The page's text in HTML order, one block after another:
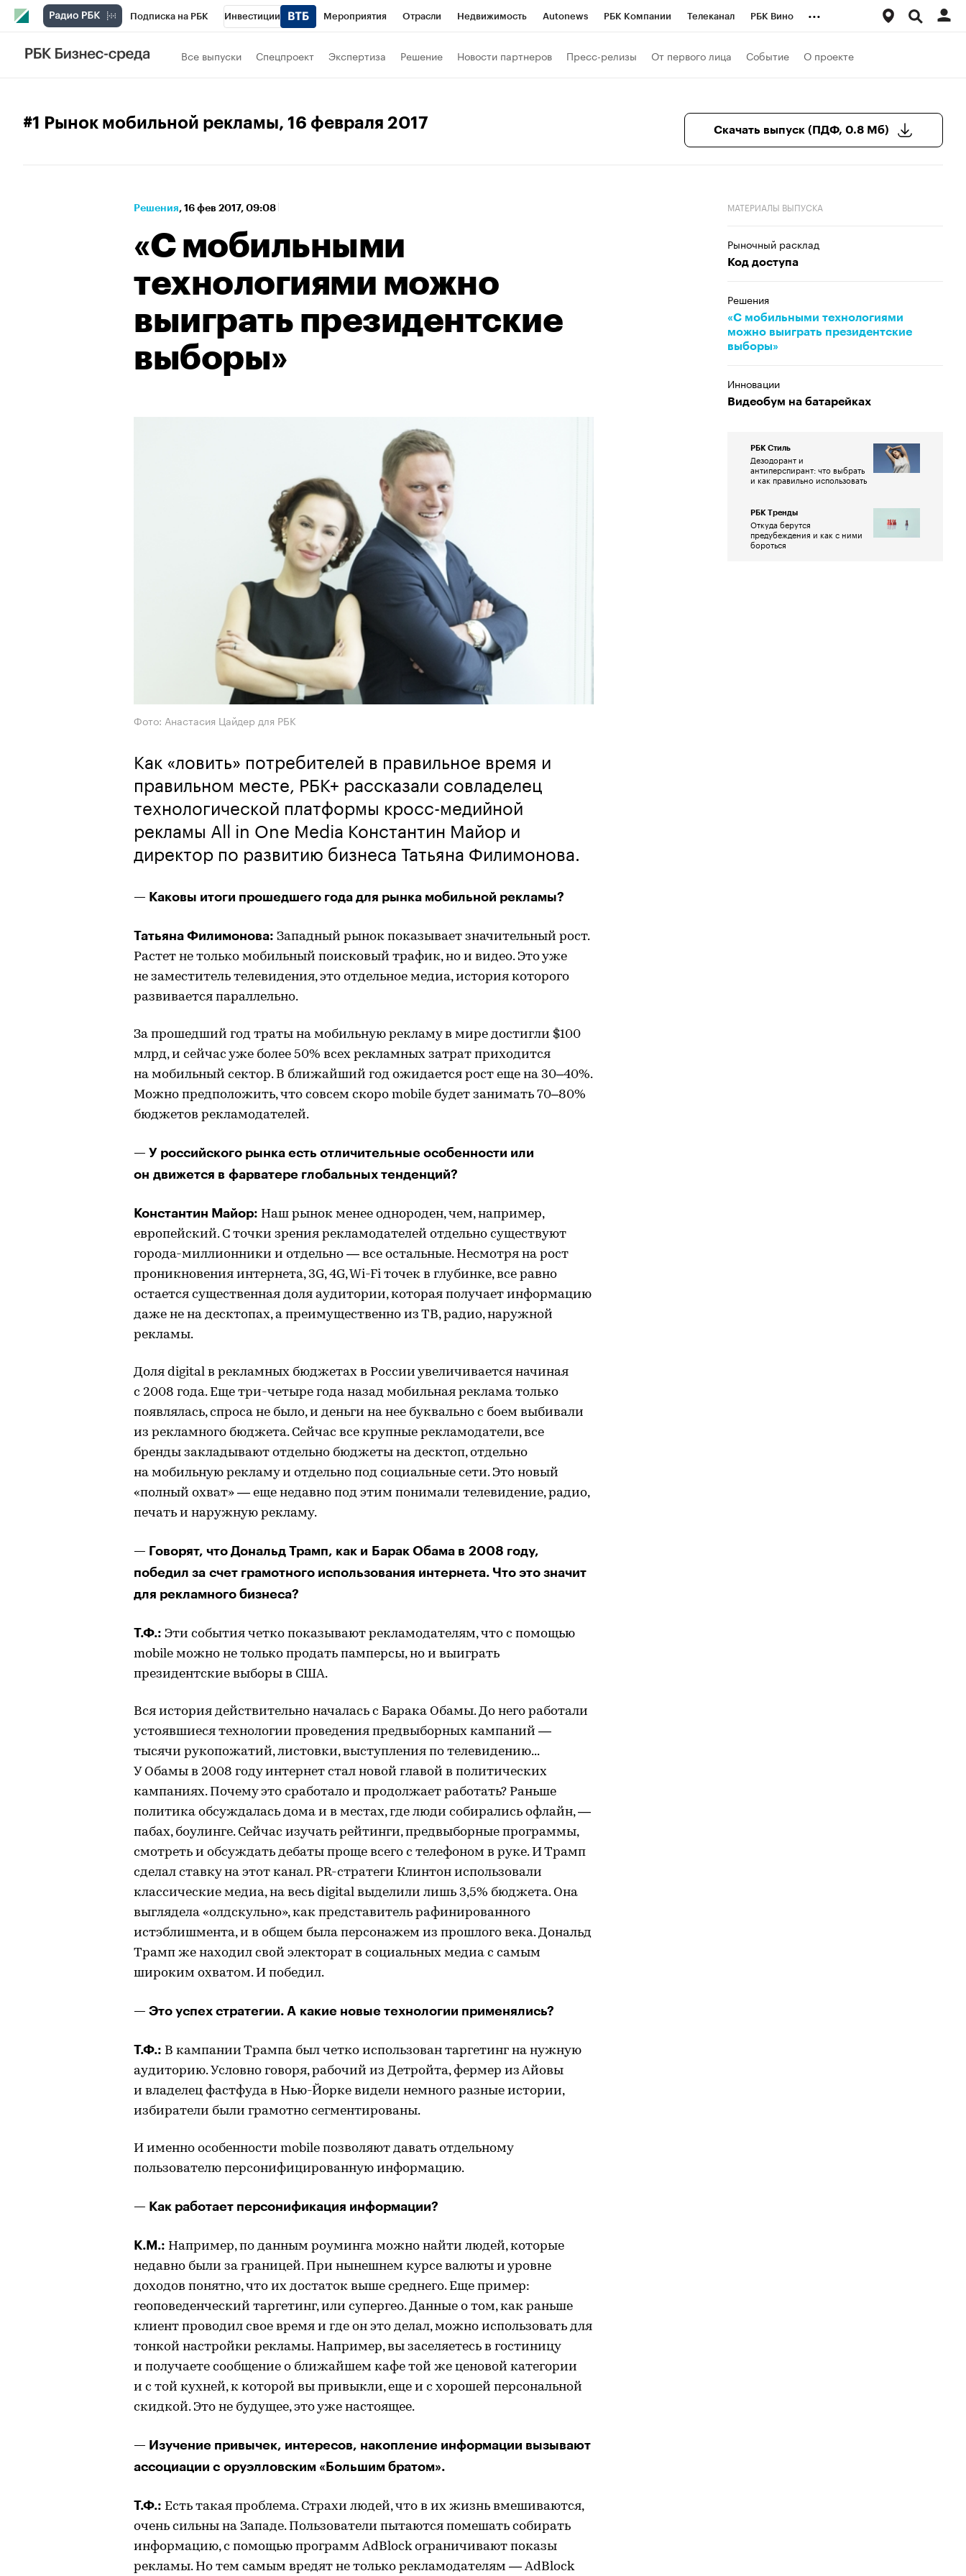
Подписка на РБК Инвестиции Мероприятия Отрасли Недвижимость Autonews РБК Компании Телеканал РБК Вино
Спорт
Спецпроекты СПб Бизнес
...
Все выпуски Спецпроект Экспертиза Решение Новости партнеров Пресс-релизы От первого лица Событие О проекте
#1 Рынок мобильной рекламы, 16 февраля 2017 Скачать выпуск (ПДФ, 0.8 Мб)
Решения⁠, 16 фев 2017, 09:08
«С мобильными
технологиями можно
выиграть президентские
выборы»
Фото: Анастасия Цайдер для РБК
Как «ловить» потребителей в правильное время и
правильном месте, РБК+ рассказали совладелец
технологической платформы кросс-медийной
рекламы All in One Media Константин Майор и
директор по развитию бизнеса Татьяна Филимонова.
— Каковы итоги прошедшего года для рынка мобильной рекламы?
Татьяна Филимонова: Западный рынок показывает значительный рост.
Растет не только мобильный поисковый трафик, но и видео. Это уже
не заместитель телевидения, это отдельное медиа, история которого
развивается параллельно.
За прошедший год траты на мобильную рекламу в мире достигли $100
млрд, и сейчас уже более 50% всех рекламных затрат приходится
на мобильный сектор. В ближайший год ожидается рост еще на 30–40%.
Можно предположить, что совсем скоро mobile будет занимать 70–80%
бюджетов рекламодателей.
— У российского рынка есть отличительные особенности или
он движется в фарватере глобальных тенденций?
Константин Майор: Наш рынок менее однороден, чем, например,
европейский. С точки зрения рекламодателей отдельно существуют
города-миллионники и отдельно — все остальные. Несмотря на рост
проникновения интернета, 3G, 4G, Wi-Fi точек в глубинке, все равно
остается существенная доля аудитории, которая получает информацию
даже не на десктопах, а преимущественно из ТВ, радио, наружной
рекламы.
Доля digital в рекламных бюджетах в России увеличивается начиная
с 2008 года. Еще три-четыре года назад мобильная реклама только
появлялась, спроса не было, и деньги на нее буквально с боем выбивали
из рекламного бюджета. Сейчас все крупные рекламодатели, все
бренды закладывают отдельно бюджеты на десктоп, отдельно
на мобильную рекламу и отдельно под социальные сети. Это новый
«полный охват» — еще недавно под этим понимали телевидение, радио,
печать и наружную рекламу.
— Говорят, что Дональд Трамп, как и Барак Обама в 2008 году,
победил за счет грамотного использования интернета. Что это значит
для рекламного бизнеса?
Т.Ф.: Эти события четко показывают рекламодателям, что с помощью
mobile можно не только продать памперсы, но и выиграть
президентские выборы в США.
Вся история действительно началась с Барака Обамы. До него работали
устоявшиеся технологии проведения предвыборных кампаний —
тысячи рукопожатий, листовки, выступления по телевидению...
У Обамы в 2008 году интернет стал новой главой в политических
кампаниях. Почему это сработало и продолжает работать? Раньше
политика обсуждалась дома и в местах, где люди собирались офлайн, —
пабах, боулинге. Сейчас изучать рейтинги, предвыборные программы,
смотреть и обсуждать дебаты проще всего с телефоном в руке. И Трамп
сделал ставку на этот канал. PR-стратеги Клинтон использовали
классические медиа, на весь digital выделили лишь 3,5% бюджета. Она
выглядела «олдскульно», как представитель рафинированного
истэблишмента, и в общем была персонажем из прошлого века. Дональд
Трамп же находил свой электорат в социальных медиа с самым
широким охватом. И победил.
— Это успех стратегии. А какие новые технологии применялись?
Т.Ф.: В кампании Трампа был четко использован таргетинг на нужную
аудиторию. Условно говоря, рабочий из Детройта, фермер из Айовы
и владелец фастфуда в Нью-Йорке видели немного разные истории,
избиратели были грамотно сегментированы.
И именно особенности mobile позволяют давать отдельному
пользователю персонифицированную информацию.
— Как работает персонификация информации?
К.М.: Например, по данным роуминга можно найти людей, которые
недавно были за границей. При нынешнем курсе валюты и уровне
доходов понятно, что их достаток выше среднего. Еще пример:
геоповеденческий таргетинг, или супергео. Данные о том, как раньше
клиент проводил свое время и где он это делал, можно использовать для
тонкой настройки рекламы. Например, вы заселяетесь в гостиницу
и получаете сообщение о ближайшем кафе той же ценовой категории
и с той кухней, к которой вы привыкли, еще и с хорошей персональной
скидкой. Это не будущее, это уже настоящее.
— Изучение привычек, интересов, накопление информации вызывают
ассоциации с оруэлловским «Большим братом».
Т.Ф.: Есть такая проблема. Страхи людей, что в их жизнь вмешиваются,
очень сильны на Западе. Пользователи пытаются помешать собирать
информацию, с помощью программ AdBlock ограничивают показы
рекламы. Но тем самым вредят не только рекламодателям — AdBlock
МАТЕРИАЛЫ ВЫПУСКА
Рыночный расклад
Код доступа
Решения
«С мобильными технологиями
можно выиграть президентские
выборы»
Инновации
Видеобум на батарейках
РБК Стиль
Дезодорант и
антиперспирант: что выбрать
и как правильно использовать
РБК Тренды
Откуда берутся
предубеждения и как с ними
бороться